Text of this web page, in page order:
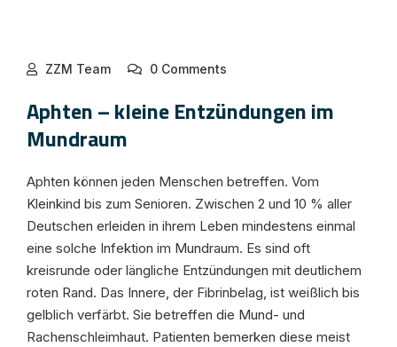
ZZM Team 0 Comments
Aphten – kleine Entzündungen im
Mundraum
Aphten können jeden Menschen betreffen. Vom
Kleinkind bis zum Senioren. Zwischen 2 und 10 % aller
Deutschen erleiden in ihrem Leben mindestens einmal
eine solche Infektion im Mundraum. Es sind oft
kreisrunde oder längliche Entzündungen mit deutlichem
roten Rand. Das Innere, der Fibrinbelag, ist weißlich bis
gelblich verfärbt. Sie betreffen die Mund- und
Rachenschleimhaut. Patienten bemerken diese meist